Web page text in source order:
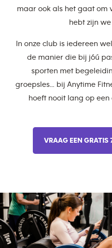
maar ook als het gaat om
hebt zijn
In onze club is iedereen
de manier die bij jóú
sporten met
groepsles… bij Anytime
hoeft nooit lang op
VRAAG EEN